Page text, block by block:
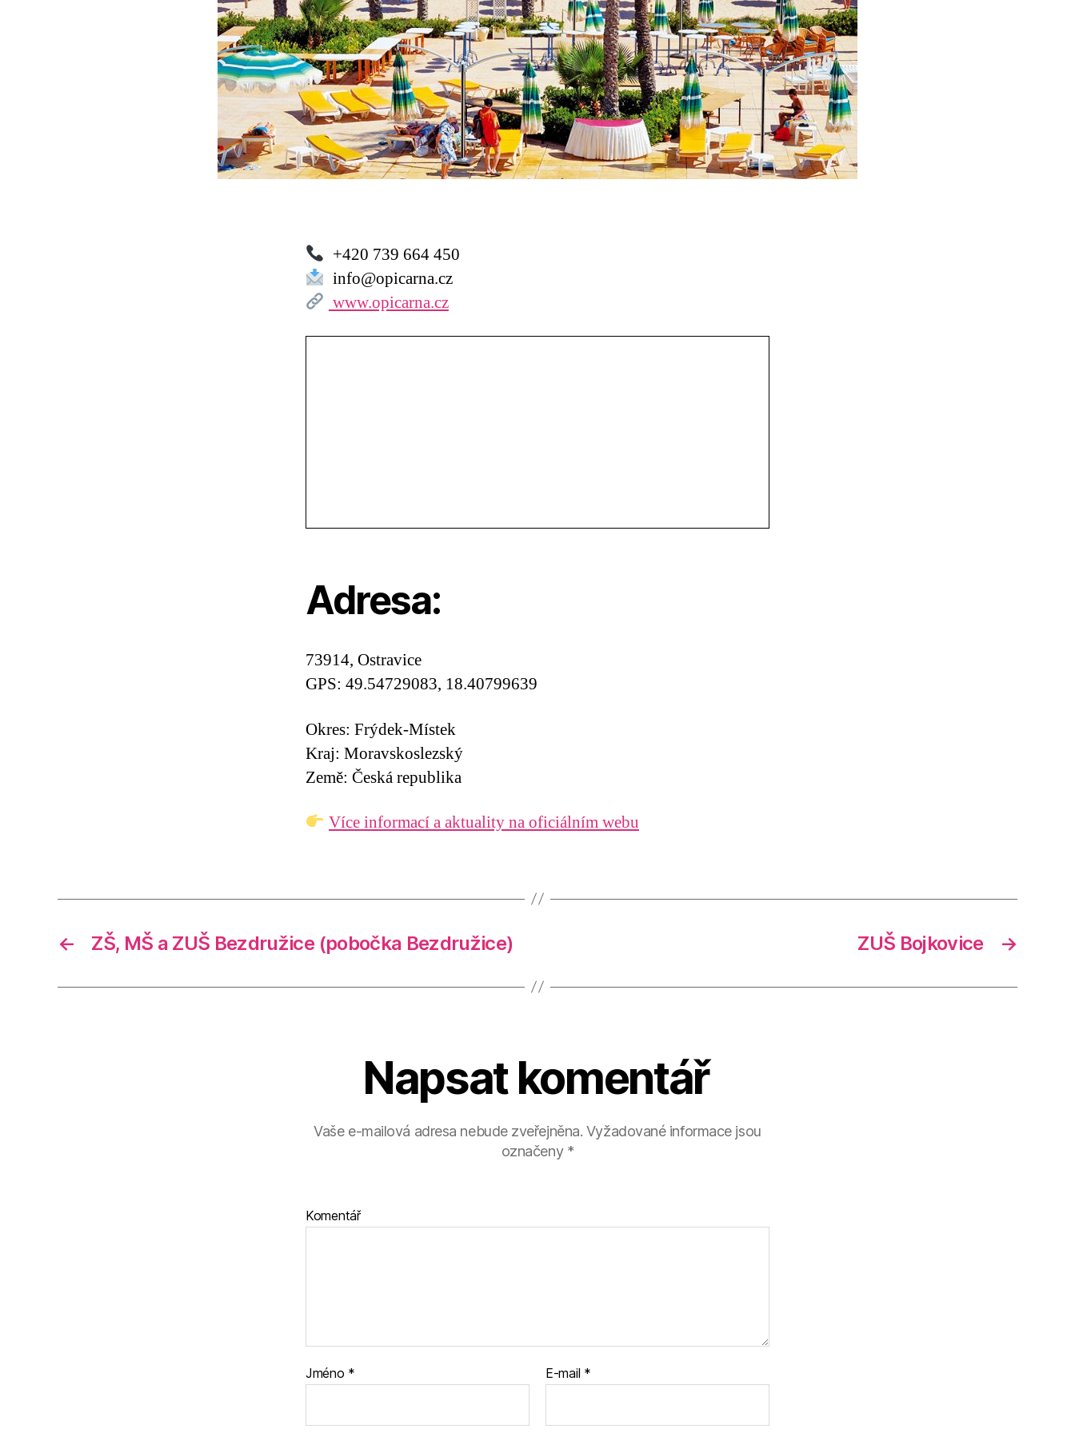
+420 739 664 450
info@opicarna.cz
www.opicarna.cz
Adresa:
73914, Ostravice
GPS: 49.54729083, 18.40799639
Okres: Frýdek-Místek
Kraj: Moravskoslezský
Země: Česká republika
Více informací a aktuality na oficiálním webu
← ZŠ, MŠ a ZUŠ Bezdružice (pobočka Bezdružice) →
ZUŠ Bojkovice
Napsat komentář
Vaše e-mailová adresa nebude zveřejněna. Vyžadované informace jsou
označeny *
Komentář
Jméno * E-mail *